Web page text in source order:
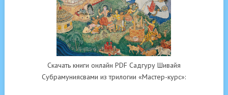
Скачать книги онлайн PDF Садгуру Шивайя
Субрамуниясвами из трилогии «Мастер-курс»: